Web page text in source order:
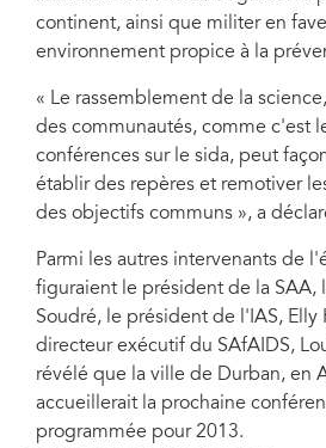
continent, ainsi que militer en
environnement propice à la
« Le rassemblement de la
des communautés, comme c'est
conférences sur le sida, peut
établir des repères et remotiver
des objectifs communs », a
Parmi les autres intervenants de
figuraient le président de la SAA,
Soudré, le président de l'IAS, Elly
directeur exécutif du SAfAIDS,
révélé que la ville de Durban, en
accueillerait la prochaine
programmée pour 2013.